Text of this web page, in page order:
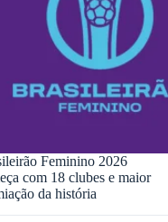
Feminino 2026
com 18 clubes e maior
da história